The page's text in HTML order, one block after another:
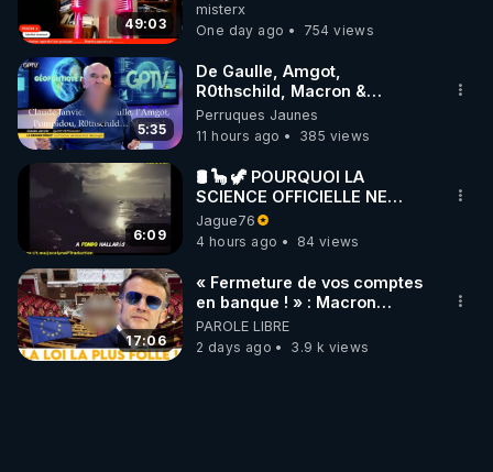
49:03
misterx
One day ago
754 views
5:35
De Gaulle, Amgot,
R0thschild, Macron &
Pompidou… Macron Claude
Janvier, GPTV, 18 X 2024
Perruques Jaunes
11 hours ago
385 views
6:09
🛢 🦕 🦖 POURQUOI LA
SCIENCE OFFICIELLE NE
CONNAÎT-ELLE PAS LA VRAIE
ORIGINE DU PÉTROLE ?
Jague76
4 hours ago
84 views
17:06
« Fermeture de vos comptes
en banque ! » : Macron
impose une loi folle !
PAROLE LIBRE
2 days ago
3.9 k views